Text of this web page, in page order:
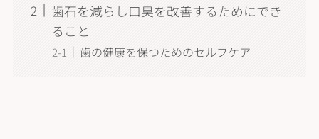
歯石を減らし口臭を改善するためにでき
ること
歯の健康を保つためのセルフケア